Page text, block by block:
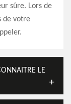
sûre. Lors de
de votre
LE